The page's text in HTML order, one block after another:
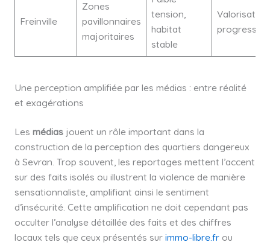
Freinville
Zones
pavillonnaires
majoritaires
tension,
habitat
stable
Valorisation
progressive
Une perception amplifiée par les médias : entre réalité
et exagérations
Les médiasjouent un rôle important dans la
construction de la perception des quartiers dangereux
à Sevran. Trop souvent, les reportages mettent l’accent
sur des faits isolés ou illustrent la violence de manière
sensationnaliste, amplifiant ainsi le sentiment
d’insécurité. Cette amplification ne doit cependant pas
occulter l’analyse détaillée des faits et des chiffres
locaux tels que ceux présentés sur immo-libre.frou